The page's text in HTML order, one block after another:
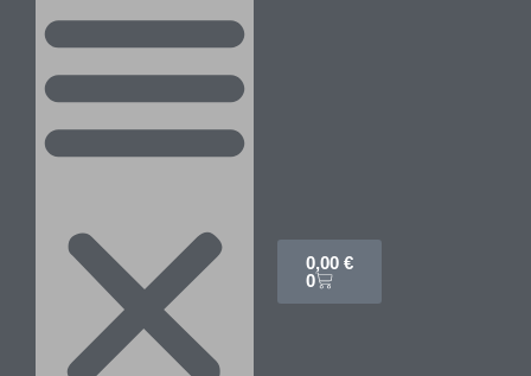
0,00 €
0